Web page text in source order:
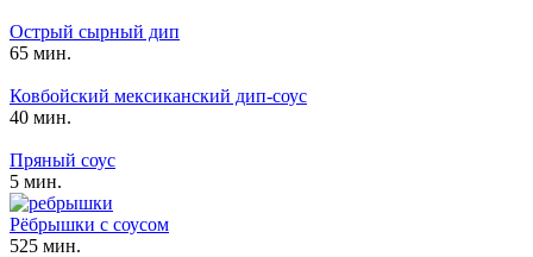
Острый сырный дип
65 мин.
Ковбойский мексиканский дип-соус
40 мин.
Пряный соус
5 мин.
Рёбрышки с соусом
525 мин.